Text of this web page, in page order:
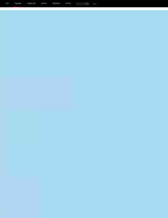
首页 产品及服务 行业解决方案 合作伙伴 投资者关系 关于我们 中EN